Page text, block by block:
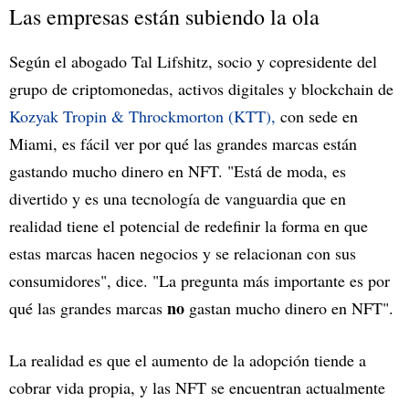
Las empresas están subiendo la ola
Según el abogado Tal Lifshitz, socio y copresidente del
grupo de criptomonedas, activos digitales y blockchain de
Kozyak Tropin & Throckmorton (KTT), con sede en
Miami, es fácil ver por qué las grandes marcas están
gastando mucho dinero en NFT. "Está de moda, es
divertido y es una tecnología de vanguardia que en
realidad tiene el potencial de redefinir la forma en que
estas marcas hacen negocios y se relacionan con sus
consumidores", dice. "La pregunta más importante es por
qué las grandes marcas no gastan mucho dinero en NFT".
La realidad es que el aumento de la adopción tiende a
cobrar vida propia, y las NFT se encuentran actualmente